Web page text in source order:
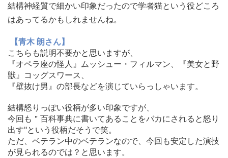
結構神経質で細かい印象だったので学者猫という役どころ
はあってるかもしれませんね。
【青木 朗さん】
こちらも説明不要かと思いますが、
『オペラ座の怪人』 ムッシュー・フィルマン、『美女と野
獣』コッグスワース、
『壁抜け男』の部長などを演じていらっしゃいます。
結構怒りっぽい役柄が多い印象ですが、
今回も＂ 百科事典に書いてあることをバカにされると怒り
出す"という役柄だそうで笑。
ただ、ベテラン中のベテランなので、 今回も安定した演技
が見られるのでは？と思います。